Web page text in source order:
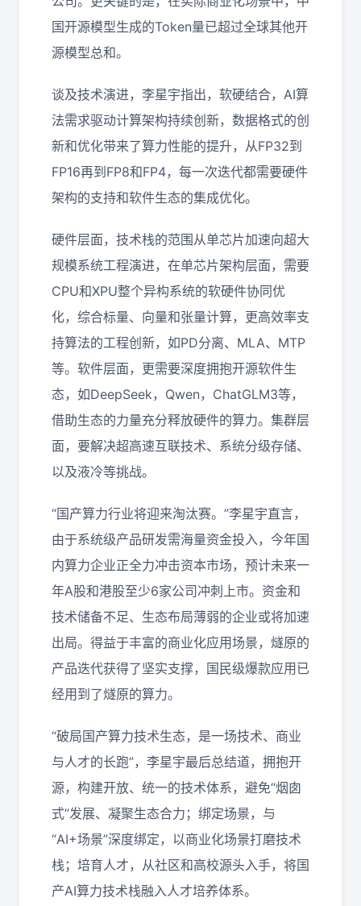
国开源模型生成的Token量已超过全球其他开
源模型总和。
谈及技术演进，李星宇指出，软硬结合，AI算
法需求驱动计算架构持续创新，数据格式的创
新和优化带来了算力性能的提升，从FP32到
FP16再到FP8和FP4，每一次迭代都需要硬件
架构的支持和软件生态的集成优化。
硬件层面，技术栈的范围从单芯片加速向超大
规模系统工程演进，在单芯片架构层面，需要
CPU和XPU整个异构系统的软硬件协同优
化，综合标量、向量和张量计算，更高效率支
持算法的工程创新，如PD分离、MLA、MTP
等。软件层面，更需要深度拥抱开源软件生
态，如DeepSeek，Qwen，ChatGLM3等，
借助生态的力量充分释放硬件的算力。集群层
面，要解决超高速互联技术、系统分级存储、
以及液冷等挑战。
“国产算力行业将迎来淘汰赛。”李星宇直言，
由于系统级产品研发需海量资金投入，今年国
内算力企业正全力冲击资本市场，预计未来一
年A股和港股至少6家公司冲刺上市。资金和
技术储备不足、生态布局薄弱的企业或将加速
出局。得益于丰富的商业化应用场景，燧原的
产品迭代获得了坚实支撑，国民级爆款应用已
经用到了燧原的算力。
“破局国产算力技术生态，是一场技术、商业
与人才的长跑”，李星宇最后总结道，拥抱开
源，构建开放、统一的技术体系，避免“烟囱
式”发展、凝聚生态合力；绑定场景，与
“AI+场景”深度绑定，以商业化场景打磨技术
栈；培育人才，从社区和高校源头入手，将国
产AI算力技术栈融入人才培养体系。